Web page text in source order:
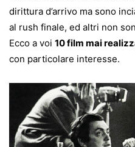
dirittura d’arrivo ma sono
al rush finale, ed altri non
Ecco a voi 10 film mai
con particolare interesse.